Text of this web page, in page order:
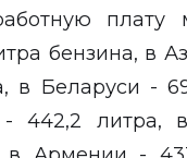
плату
бензина, в
в Беларуси -
- 442,2 литра,